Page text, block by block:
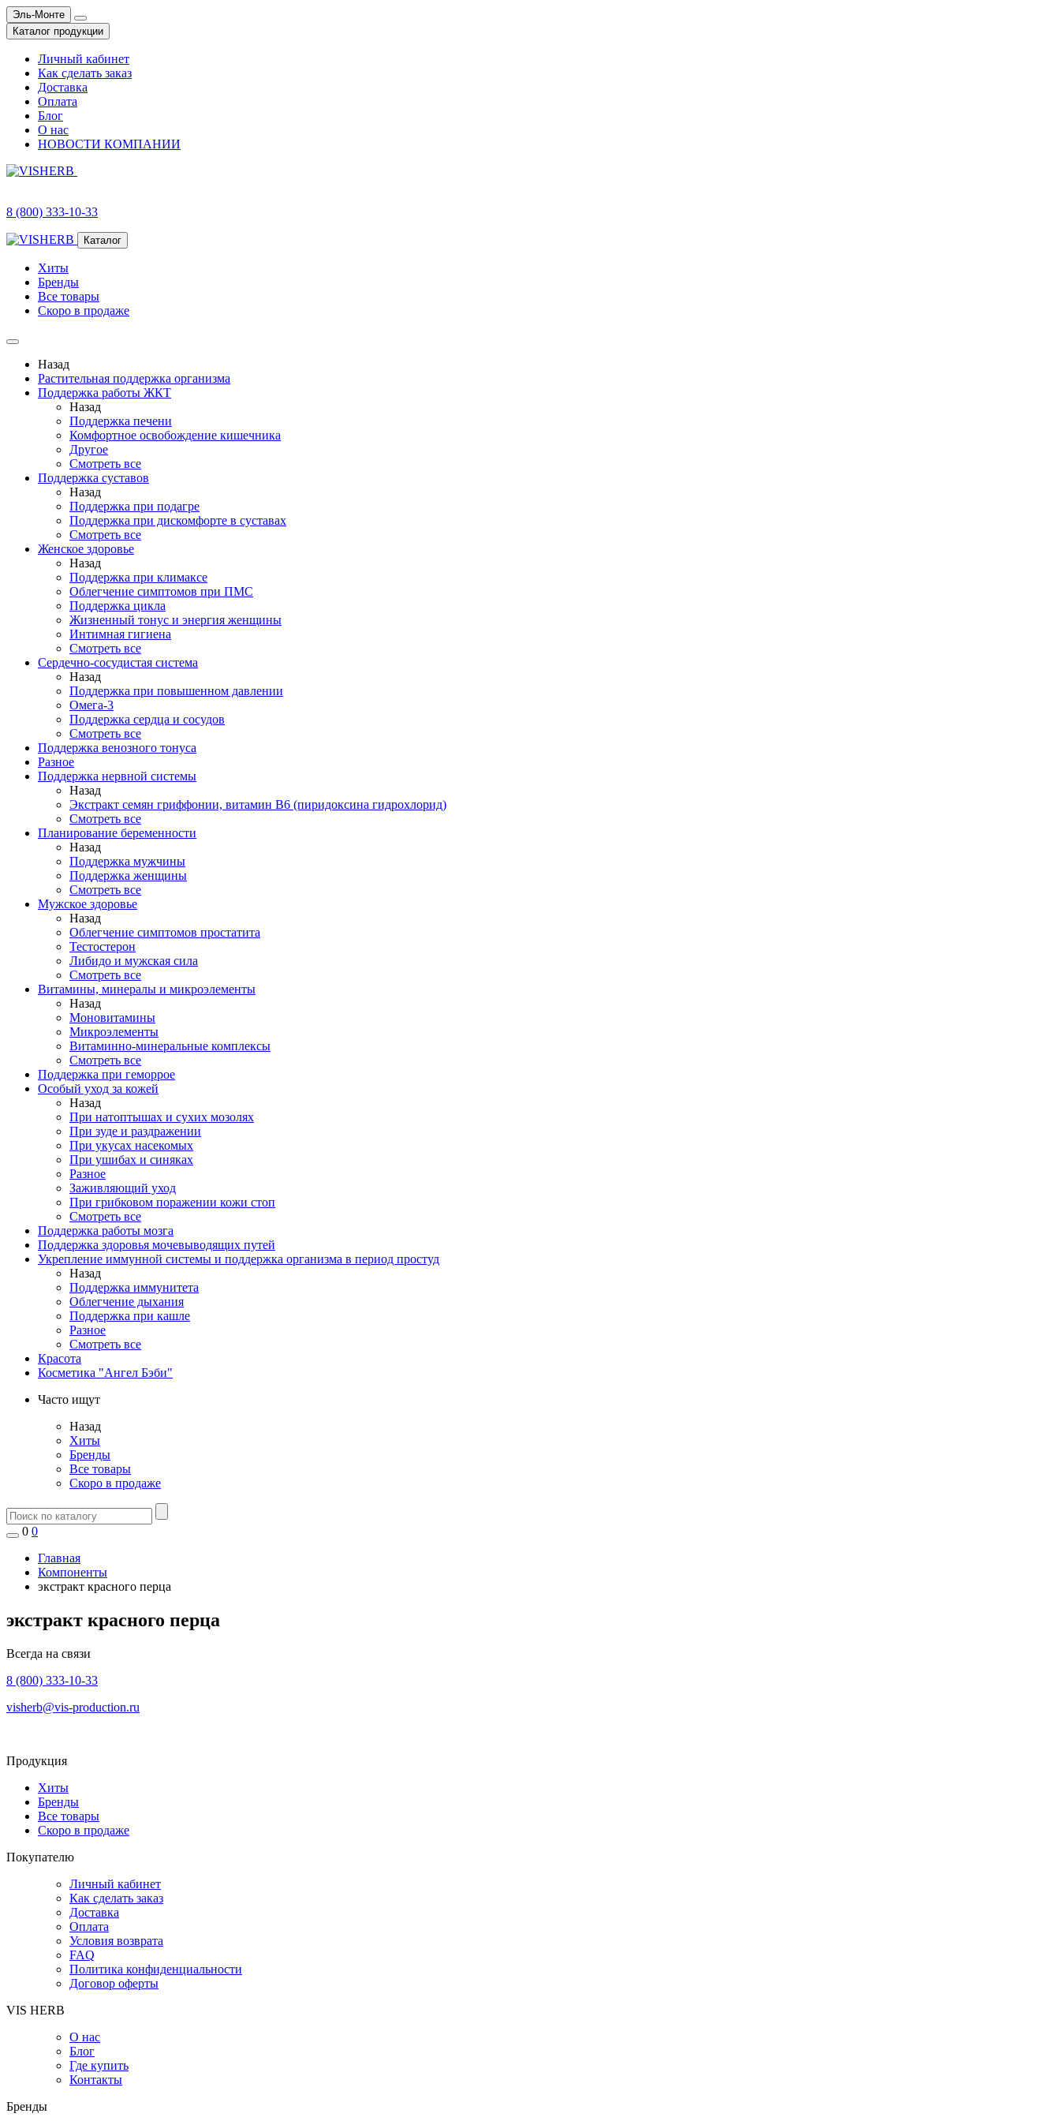
Эль-Монте
Каталог продукции
Личный кабинет
Как сделать заказ
Доставка
Оплата
Блог
О нас
НОВОСТИ КОМПАНИИ
8 (800) 333-10-33
Каталог
Хиты
Бренды
Все товары
Скоро в продаже
Назад
Растительная поддержка организма
Поддержка работы ЖКТ
Назад
Поддержка печени
Комфортное освобождение кишечника
Другое
Смотреть все
Поддержка суставов
Назад
Поддержка при подагре
Поддержка при дискомфорте в суставах
Смотреть все
Женское здоровье
Назад
Поддержка при климаксе
Облегчение симптомов при ПМС
Поддержка цикла
Жизненный тонус и энергия женщины
Интимная гигиена
Смотреть все
Сердечно-сосудистая система
Назад
Поддержка при повышенном давлении
Омега-3
Поддержка сердца и сосудов
Смотреть все
Поддержка венозного тонуса
Разное
Поддержка нервной системы
Назад
Экстракт семян гриффонии, витамин В6 (пиридоксина гидрохлорид)
Смотреть все
Планирование беременности
Назад
Поддержка мужчины
Поддержка женщины
Смотреть все
Мужское здоровье
Назад
Облегчение симптомов простатита
Тестостерон
Либидо и мужская сила
Смотреть все
Витамины, минералы и микроэлементы
Назад
Моновитамины
Микроэлементы
Витаминно-минеральные комплексы
Смотреть все
Поддержка при геморрое
Особый уход за кожей
Назад
При натоптышах и сухих мозолях
При зуде и раздражении
При укусах насекомых
При ушибах и синяках
Разное
Заживляющий уход
При грибковом поражении кожи стоп
Смотреть все
Поддержка работы мозга
Поддержка здоровья мочевыводящих путей
Укрепление иммунной системы и поддержка организма в период простуд
Назад
Поддержка иммунитета
Облегчение дыхания
Поддержка при кашле
Разное
Смотреть все
Красота
Косметика "Ангел Бэби"
Часто ищут
Назад
Хиты
Бренды
Все товары
Скоро в продаже
0 0
Главная
Компоненты
экстракт красного перца
экстракт красного перца
Всегда на связи
8 (800) 333-10-33
visherb@vis-production.ru
Продукция
Хиты
Бренды
Все товары
Скоро в продаже
Покупателю
Личный кабинет
Как сделать заказ
Доставка
Оплата
Условия возврата
FAQ
Политика конфиденциальности
Договор оферты
VIS HERB
О нас
Блог
Где купить
Контакты
Бренды